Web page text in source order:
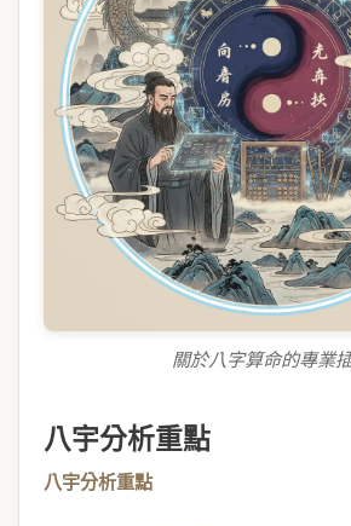
關於八字算命的專業
八宇分析重點
八宇分析重點